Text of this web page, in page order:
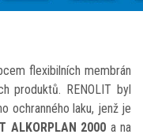
flexibilních membrán
produktů. RENOLIT byl
ochranného laku, jenž je
ALKORPLAN 2000 a na